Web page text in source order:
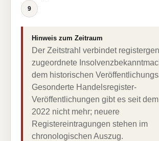
9
Hinweis zum Zeitraum
Der Zeitstrahl verbindet
zugeordnete
dem historischen
Gesonderte Handelsregister-
Veröffentlichungen gibt es seit
2022 nicht mehr; neuere
Registereintragungen stehen im
chronologischen Auszug.